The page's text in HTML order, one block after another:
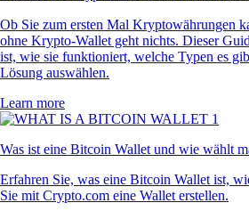
Ob Sie zum ersten Mal Kryptowährungen
ohne Krypto-Wallet geht nichts. Dieser
ist, wie sie funktioniert, welche Typen es
Lösung auswählen.
Learn more
Was ist eine Bitcoin Wallet und wie wählt
Erfahren Sie, was eine Bitcoin Wallet ist,
Sie mit Crypto.com eine Wallet erstellen.